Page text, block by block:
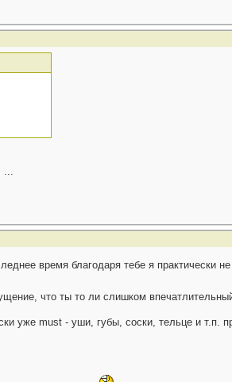
...
время благодаря тебе я практически
что ты то ли слишком
уже must - уши, губы, соски, тельце и т.п.